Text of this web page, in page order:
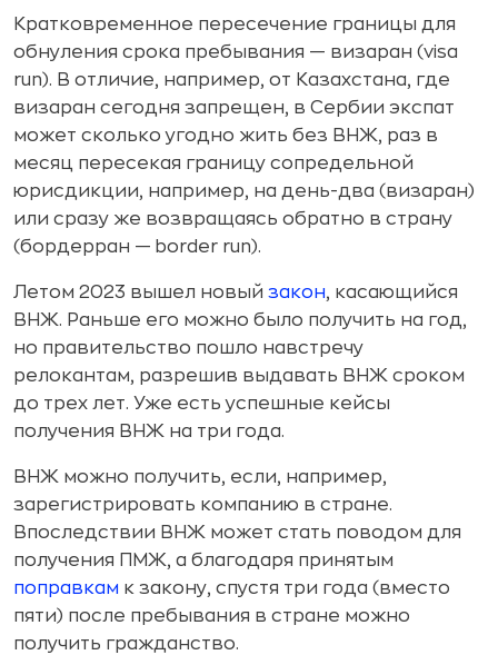
Кратковременное пересечение границы для
обнуления срока пребывания — визаран (visa
run). В отличие, например, от Казахстана, где
визаран сегодня запрещен, в Сербии экспат
может сколько угодно жить без ВНЖ, раз в
месяц пересекая границу сопредельной
юрисдикции, например, на день-два (визаран)
или сразу же возвращаясь обратно в страну
(бордерран — border run).
Летом 2023 вышел новый закон, касающийся
ВНЖ. Раньше его можно было получить на год,
но правительство пошло навстречу
релокантам, разрешив выдавать ВНЖ сроком
до трех лет. Уже есть успешные кейсы
получения ВНЖ на три года.
ВНЖ можно получить, если, например,
зарегистрировать компанию в стране.
Впоследствии ВНЖ может стать поводом для
получения ПМЖ, а благодаря принятым
поправкам к закону, спустя три года (вместо
пяти) после пребывания в стране можно
получить гражданство.